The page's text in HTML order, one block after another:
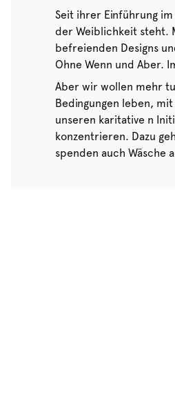
Seit ihrer Einführung im
der Weiblichkeit steht.
befreienden Designs
Ohne Wenn und Aber.
Aber wir wollen mehr
Bedingungen leben,
unseren karitative n
konzentrieren. Dazu
spenden auch Wäsche